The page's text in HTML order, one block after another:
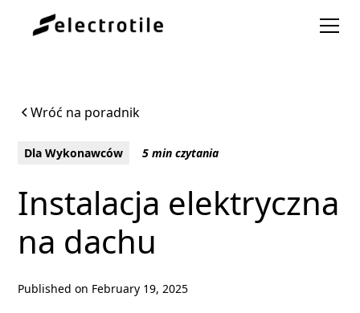
Wróć na poradnik
Dla Wykonawców 5 min czytania
Instalacja elektryczna
na dachu
Published on February 19, 2025